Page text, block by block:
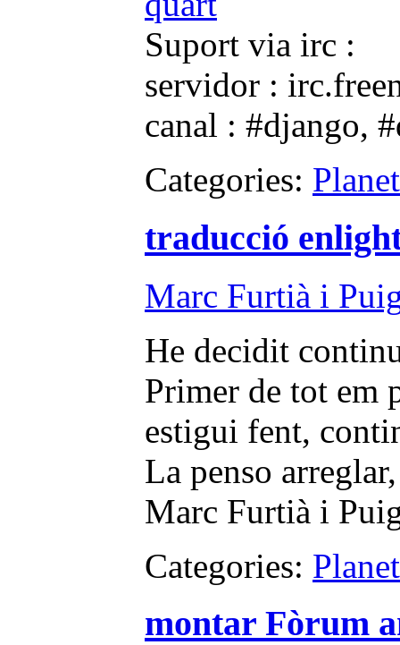
Suport via irc :
servidor :
canal : #django,
Categories:
traducció
Marc Furtià i
He decidit
Primer de tot em
estigui fent,
La penso
Marc Furtià i
Categories:
montar Fòrum